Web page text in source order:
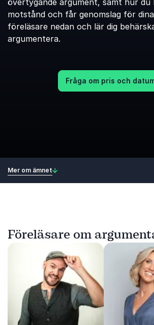
övertygande argument, samt hur du
motstånd och får genomslag för
föreläsare nedan och lär dig
argumentera.
Fråga om pris och
Mer om ämnet
Föreläsare om